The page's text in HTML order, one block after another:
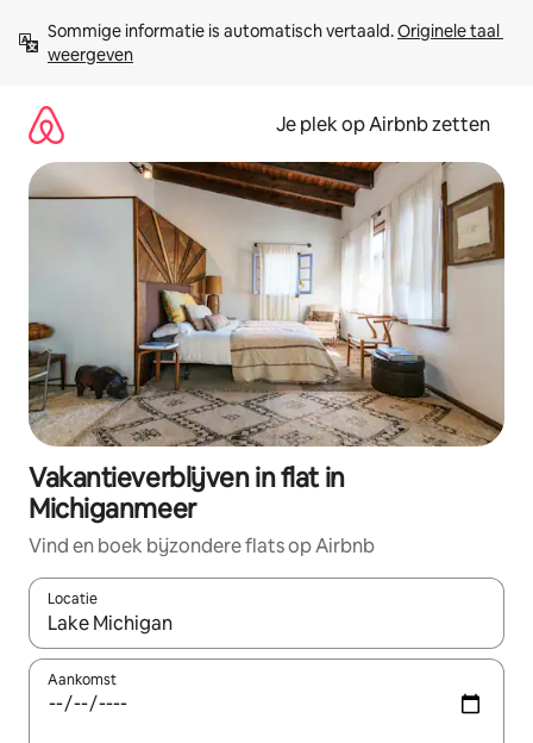
direct
naar
Sommige informatie is automatisch vertaald. Originele taal
weergeven
Je plek op Airbnb zetten
Vakantieverblijven in flat in
Michiganmeer
Vind en boek bijzondere flats op Airbnb
Locatie
Wanneer er resultaten beschikbaar zijn, maak je een keuze
Aankomst